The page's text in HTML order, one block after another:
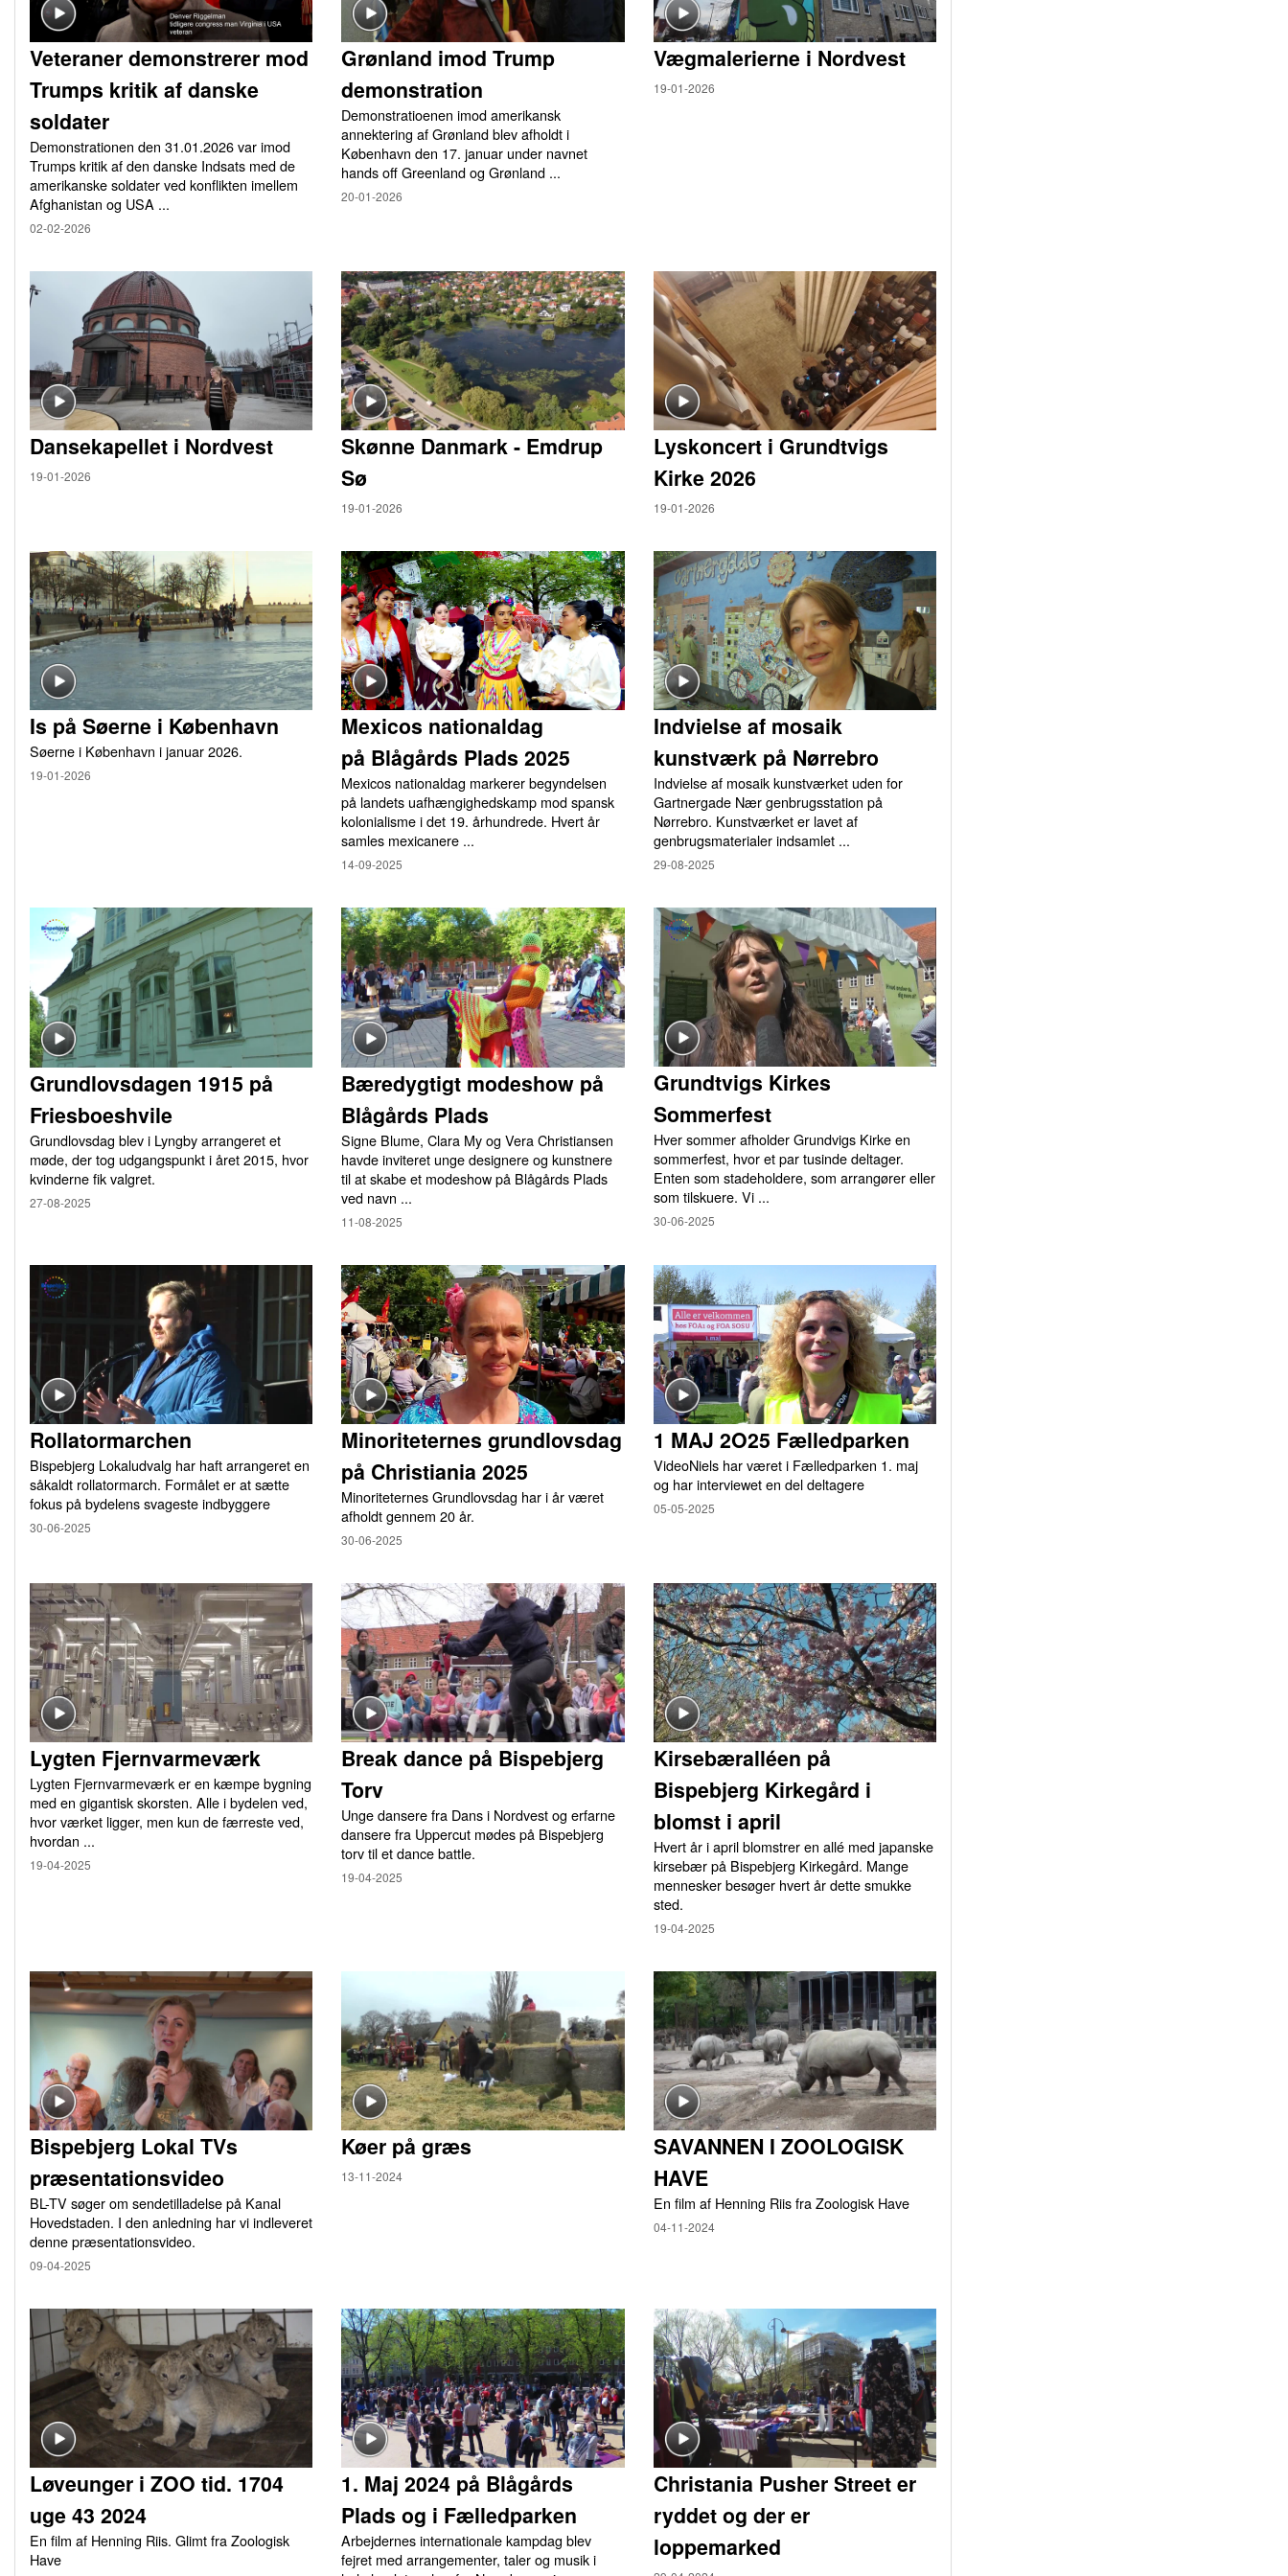
Veteraner demonstrerer mod
Trumps kritik af danske
soldater
Demonstrationen den 31.01.2026 var imod
Trumps kritik af den danske Indsats med de
amerikanske soldater ved konflikten imellem
Afghanistan og USA ...
02-02-2026
Grønland imod Trump
demonstration
Demonstratioenen imod amerikansk
annektering af Grønland blev afholdt i
København den 17. januar under navnet
hands off Greenland og Grønland ...
20-01-2026
Vægmalerierne i Nordvest
19-01-2026
Dansekapellet i Nordvest
19-01-2026
Skønne Danmark - Emdrup
Sø
19-01-2026
Lyskoncert i Grundtvigs
Kirke 2026
19-01-2026
Is på Søerne i København
Søerne i København i januar 2026.
19-01-2026
Mexicos nationaldag
på Blågårds Plads 2025
Mexicos nationaldag markerer begyndelsen
på landets uafhængighedskamp mod spansk
kolonialisme i det 19. århundrede. Hvert år
samles mexicanere ...
14-09-2025
Indvielse af mosaik
kunstværk på Nørrebro
Indvielse af mosaik kunstværket uden for
Gartnergade Nær genbrugsstation på
Nørrebro. Kunstværket er lavet af
genbrugsmaterialer indsamlet ...
29-08-2025
Grundlovsdagen 1915 på
Friesboeshvile
Grundlovsdag blev i Lyngby arrangeret et
møde, der tog udgangspunkt i året 2015, hvor
kvinderne fik valgret.
27-08-2025
Bæredygtigt modeshow på
Blågårds Plads
Signe Blume, Clara My og Vera Christiansen
havde inviteret unge designere og kunstnere
til at skabe et modeshow på Blågårds Plads
ved navn ...
11-08-2025
Grundtvigs Kirkes
Sommerfest
Hver sommer afholder Grundvigs Kirke en
sommerfest, hvor et par tusinde deltager.
Enten som stadeholdere, som arrangører eller
som tilskuere. Vi ...
30-06-2025
Rollatormarchen
Bispebjerg Lokaludvalg har haft arrangeret en
såkaldt rollatormarch. Formålet er at sætte
fokus på bydelens svageste indbyggere
30-06-2025
Minoriteternes grundlovsdag
på Christiania 2025
Minoriteternes Grundlovsdag har i år været
afholdt gennem 20 år.
30-06-2025
1 MAJ 2O25 Fælledparken
VideoNiels har været i Fælledparken 1. maj
og har interviewet en del deltagere
05-05-2025
Lygten Fjernvarmeværk
Lygten Fjernvarmeværk er en kæmpe bygning
med en gigantisk skorsten. Alle i bydelen ved,
hvor værket ligger, men kun de færreste ved,
hvordan ...
19-04-2025
Break dance på Bispebjerg
Torv
Unge dansere fra Dans i Nordvest og erfarne
dansere fra Uppercut mødes på Bispebjerg
torv til et dance battle.
19-04-2025
Kirsebæralléen på
Bispebjerg Kirkegård i
blomst i april
Hvert år i april blomstrer en allé med japanske
kirsebær på Bispebjerg Kirkegård. Mange
mennesker besøger hvert år dette smukke
sted.
19-04-2025
Bispebjerg Lokal TVs
præsentationsvideo
BL-TV søger om sendetilladelse på Kanal
Hovedstaden. I den anledning har vi indleveret
denne præsentationsvideo.
09-04-2025
Køer på græs
13-11-2024
SAVANNEN I ZOOLOGISK
HAVE
En film af Henning Riis fra Zoologisk Have
04-11-2024
Løveunger i ZOO tid. 1704
uge 43 2024
En film af Henning Riis. Glimt fra Zoologisk
Have
1. Maj 2024 på Blågårds
Plads og i Fælledparken
Arbejdernes internationale kampdag blev
fejret med arrangementer, taler og musik i
Christania Pusher Street er
ryddet og der er
loppemarked